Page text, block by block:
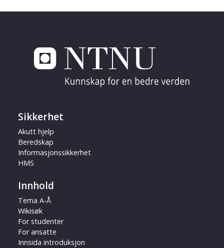
Sikkerhet
Akutt hjelp
Beredskap
Informasjonssikkerhet
HMS
Innhold
Tema A-Å
Wikisøk
For studenter
For ansatte
Innsida introduksjon